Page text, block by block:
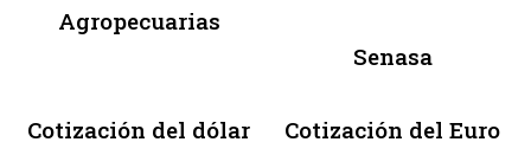
Agropecuarias
Senasa
Cotización del dólar Cotización del Euro